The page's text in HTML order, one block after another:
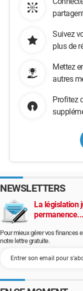
Suivez
plus de
Mettez
autres
Profitez
NEWSLETTERS
La législation
permanence...
Pour mieux gérer vos finances
notre lettre gratuite.